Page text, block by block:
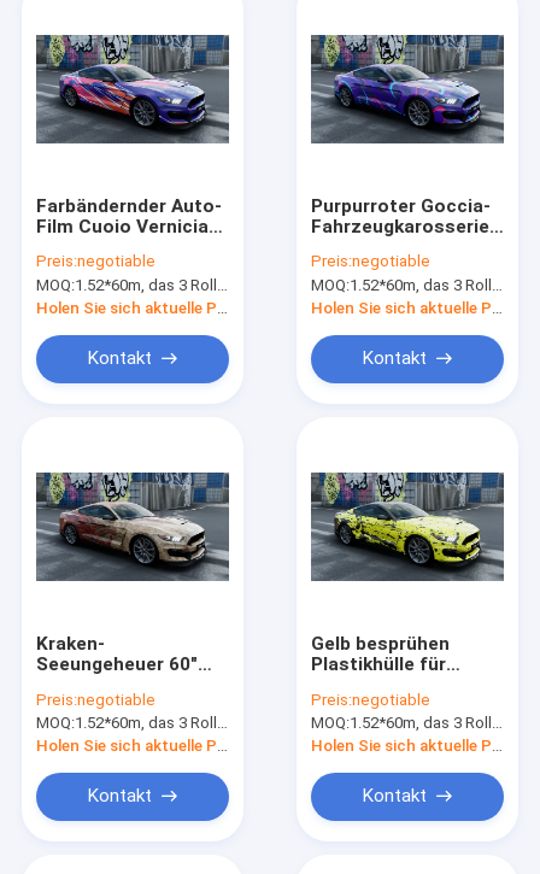
Produkte
Über uns
Fabrik-Ausflug
Nachrichten
Fordern Sie ein Zitat
Digital-Farbändernde Auto-Verpackung
Kundenspezifisches Auto-Verpackungs-Vinyl
Auto-Vinylaufkleber
Laminierungs-Filmstreifen
Farbändernder Auto-
Film Cuoio Verniciato
Rennwagen-160g
Preis:negotiable
MOQ:1.52*60m, das 3 Rollen 1.52*20m bedeutet
Holen Sie sich aktuelle Preis
Kontakt
Purpurroter Goccia-
Fahrzeugkarosserie-
polymerisches
Selbstverpackungs-
Vinyl
Preis:negotiable
MOQ:1.52*60m, das 3 Rollen 1.52*20m bedeutet
Holen Sie sich aktuelle Preis
Kontakt
Kraken-
Seeungeheuer 60"
White-Kleber PVC-
Vinylrolle
Preis:negotiable
MOQ:1.52*60m, das 3 Rollen 1.52*20m bedeutet
Holen Sie sich aktuelle Preis
Kontakt
Gelb besprühen
Plastikhülle für
volle Auto-
Verpackung
Preis:negotiable
MOQ:1.52*60m, das 3 Rollen 1.52*20m bedeutet
Holen Sie sich aktuelle Preis
Kontakt